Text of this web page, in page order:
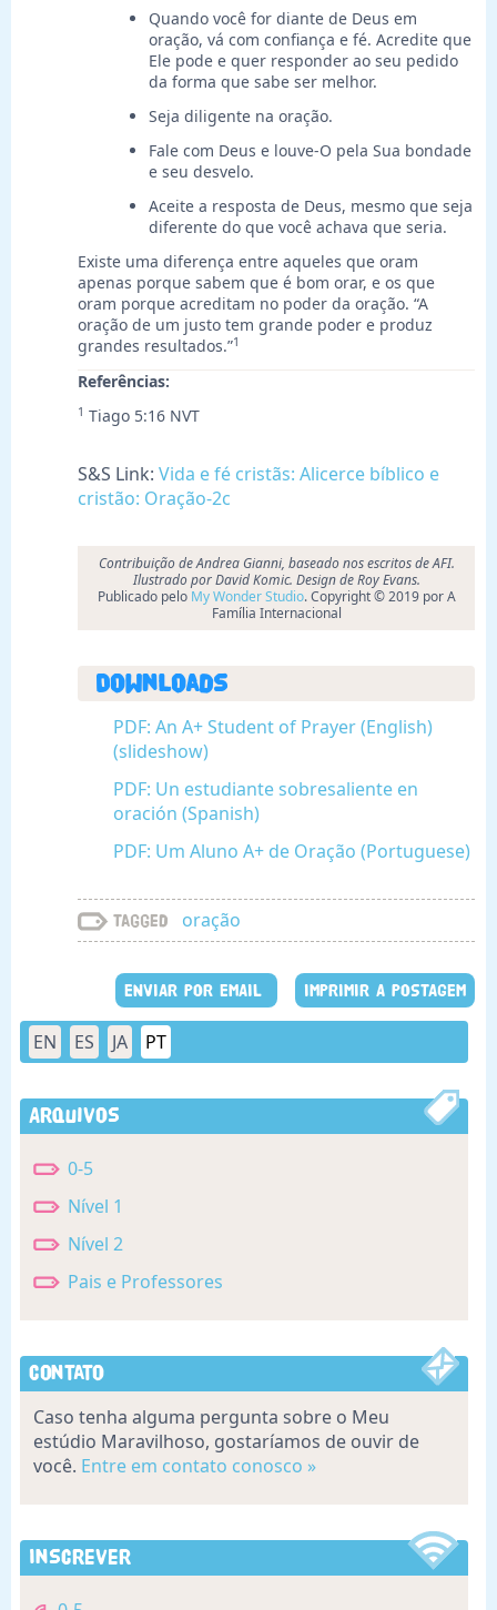
Quando você for diante de Deus em
oração, vá com confiança e fé. Acredite que
Ele pode e quer responder ao seu pedido
da forma que sabe ser melhor.
Seja diligente na oração.
Fale com Deus e louve-O pela Sua bondade
e seu desvelo.
Aceite a resposta de Deus, mesmo que seja
diferente do que você achava que seria.
Existe uma diferença entre aqueles que oram
apenas porque sabem que é bom orar, e os que
oram porque acreditam no poder da oração. “A
oração de um justo tem grande poder e produz
grandes resultados.”1
Referências:
1 Tiago 5:16 NVT
S&S Link: Vida e fé cristãs: Alicerce bíblico e
cristão: Oração-2c
Contribuição de Andrea Gianni, baseado nos escritos de AFI.
Ilustrado por David Komic. Design de Roy Evans.
Publicado pelo My Wonder Studio. Copyright © 2019 por A
Família Internacional
Downloads
PDF: An A+ Student of Prayer (English)
(slideshow)
PDF: Un estudiante sobresaliente en
oración (Spanish)
PDF: Um Aluno A+ de Oração (Portuguese)
Tagged oração
ENVIAR POR EMAIL IMPRIMIR A POSTAGEM
EN ES JA PT
Arquivos
0-5
Nível 1
Nível 2
Pais e Professores
Contato
Caso tenha alguma pergunta sobre o Meu
estúdio Maravilhoso, gostaríamos de ouvir de
você. Entre em contato conosco »
Inscrever